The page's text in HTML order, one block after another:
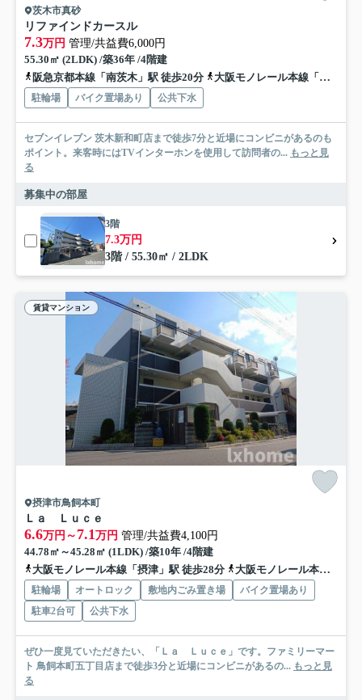
茨木市真砂
リファインドカースル
7.3万円 管理/共益費6,000円
55.30㎡ (2LDK) /築36年 /4階建
阪急京都本線「南茨木」駅 徒歩20分
大阪モノレール本線「沢良宜」駅 徒歩22分
駐輪場 バイク置場あり 公共下水
セブンイレブン 茨木新和町店まで徒歩7分と近場にコンビニがあるのも
ポイント。来客時にはTVインターホンを使用して訪問者の... もっと見
る
募集中の部屋
3階
7.3万円
3階 / 55.30㎡ / 2LDK
賃貸マンション
摂津市鳥飼本町
Ｌａ Ｌｕｃｅ
6.6万円～ 7.1 万円 管理/共益費4,100円
44.78㎡～45.28㎡ (1LDK) /築10年 /4階建
大阪モノレール本線「摂津」駅 徒歩28分
大阪モノレール本線「南摂津」駅 徒歩39分
駐輪場 オートロック 敷地内ごみ置き場
バイク置場あり
駐車2台可
公共下水
ぜひ一度見ていただきたい、「Ｌａ Ｌｕｃｅ」です。ファミリーマー
ト 鳥飼本町五丁目店まで徒歩3分と近場にコンビニがあるの... もっと見
る